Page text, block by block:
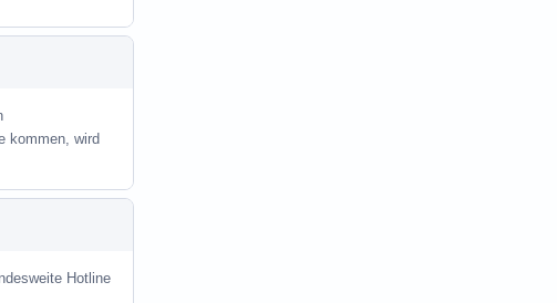
kommen, wird
Hotline